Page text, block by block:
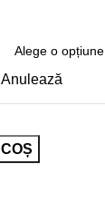
Anulează